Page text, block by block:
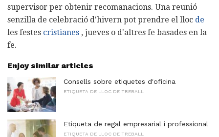
supervisor per obtenir recomanacions. Una reunió
senzilla de celebració d'hivern pot prendre el lloc de
les festes cristianes , jueves o d'altres fe basades en la
fe.
Enjoy similar articles
Consells sobre etiquetes d'oficina
ETIQUETA DE LLOC DE TREBALL
Etiqueta de regal empresarial i professional
ETIQUETA DE LLOC DE TREBALL